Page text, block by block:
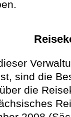
sind die
die